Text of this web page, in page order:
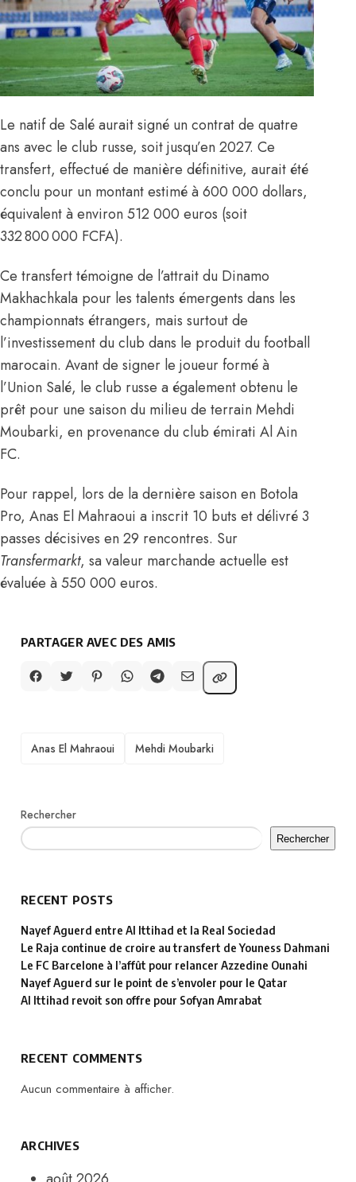
Le natif de Salé aurait signé un contrat de quatre
ans avec le club russe, soit jusqu’en 2027. Ce
transfert, effectué de manière définitive, aurait été
conclu pour un montant estimé à 600 000 dollars,
équivalent à environ 512 000 euros (soit
332 800 000 FCFA).
Ce transfert témoigne de l’attrait du Dinamo
Makhachkala pour les talents émergents dans les
championnats étrangers, mais surtout de
l’investissement du club dans le produit du football
marocain. Avant de signer le joueur formé à
l’Union Salé, le club russe a également obtenu le
prêt pour une saison du milieu de terrain Mehdi
Moubarki, en provenance du club émirati Al Ain
FC.
Pour rappel, lors de la dernière saison en Botola
Pro, Anas El Mahraoui a inscrit 10 buts et délivré 3
passes décisives en 29 rencontres. Sur
Transfermarkt, sa valeur marchande actuelle est
évaluée à 550 000 euros.
PARTAGER AVEC DES AMIS
TAGS
Anas El Mahraoui Mehdi Moubarki
Rechercher
Rechercher
RECENT POSTS
Nayef Aguerd entre Al Ittihad et la Real Sociedad
Le Raja continue de croire au transfert de Youness Dahmani
Le FC Barcelone à l’affût pour relancer Azzedine Ounahi
Nayef Aguerd sur le point de s’envoler pour le Qatar
Al Ittihad revoit son offre pour Sofyan Amrabat
RECENT COMMENTS
Aucun commentaire à afficher.
ARCHIVES